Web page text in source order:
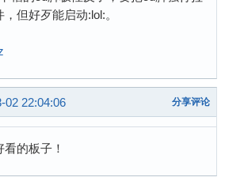
但好歹能启动:lol:。
02 22:04:06 分享评论
的板子！